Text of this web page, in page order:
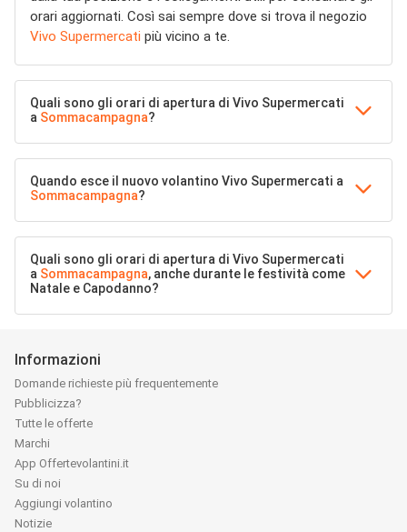
orari aggiornati. Così sai sempre dove si trova il negozio
Vivo Supermercati più vicino a te.
Quali sono gli orari di apertura di Vivo Supermercati
a Sommacampagna?
Quando esce il nuovo volantino Vivo Supermercati a
Sommacampagna?
Quali sono gli orari di apertura di Vivo Supermercati
a Sommacampagna, anche durante le festività come
Natale e Capodanno?
Informazioni
Domande richieste più frequentemente
Pubblicizza?
Tutte le offerte
Marchi
App Offertevolantini.it
Su di noi
Aggiungi volantino
Notizie